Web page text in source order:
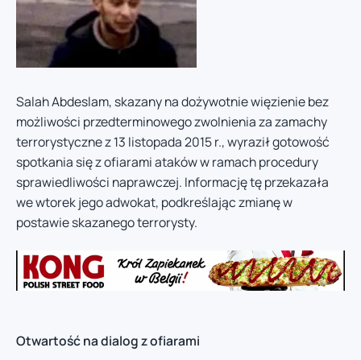
Salah Abdeslam, skazany na dożywotnie więzienie bez
możliwości przedterminowego zwolnienia za zamachy
terrorystyczne z 13 listopada 2015 r., wyraził gotowość
spotkania się z ofiarami ataków w ramach procedury
sprawiedliwości naprawczej. Informację tę przekazała
we wtorek jego adwokat, podkreślając zmianę w
postawie skazanego terrorysty.
Otwartość na dialog z ofiarami